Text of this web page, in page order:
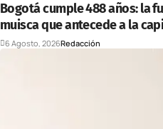
Bogotá cumple 488 años: la
muisca que antecede a la
6 Agosto, 2026Redacción